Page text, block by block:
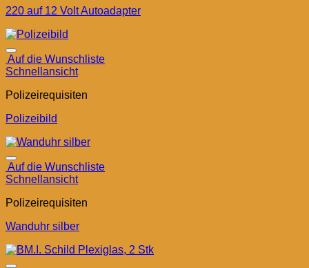
220 auf 12 Volt Autoadapter
Auf die Wunschliste
Schnellansicht
Polizeirequisiten
Polizeibild
Auf die Wunschliste
Schnellansicht
Polizeirequisiten
Wanduhr silber